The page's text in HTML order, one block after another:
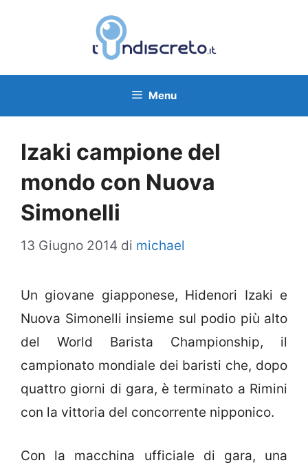
Menu
Izaki campione del
mondo con Nuova
Simonelli
13 Giugno 2014 di michael
Un giovane giapponese, Hidenori Izaki e
Nuova Simonelli insieme sul podio più alto
del World Barista Championship, il
campionato mondiale dei baristi che, dopo
quattro giorni di gara, è terminato a Rimini
con la vittoria del concorrente nipponico.
Con la macchina ufficiale di gara, una